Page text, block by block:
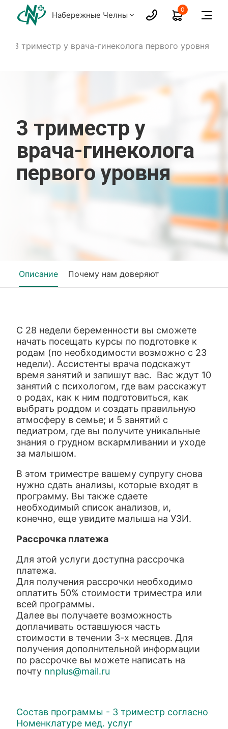
Набережные Челны
0
3 триместр у врача-гинеколога первого уровня
3 триместр у
врача-гинеколога
первого уровня
Описание Почему нам доверяют
С 28 недели беременности вы сможете
начать посещать курсы по подготовке к
родам (по необходимости возможно с 23
недели). Ассистенты врача подскажут
время занятий и запишут вас. Вас ждут 10
занятий с психологом, где вам расскажут
о родах, как к ним подготовиться, как
выбрать роддом и создать правильную
атмосферу в семье; и 5 занятий с
педиатром, где вы получите уникальные
знания о грудном вскармливании и уходе
за малышом.
В этом триместре вашему супругу снова
нужно сдать анализы, которые входят в
программу. Вы также сдаете
необходимый список анализов, и,
конечно, еще увидите малыша на УЗИ.
Рассрочка платежа
Для этой услуги доступна рассрочка
платежа.
Для получения рассрочки необходимо
оплатить 50% стоимости триместра или
всей программы.
Далее вы получаете возможность
доплачивать оставшуюся часть
стоимости в течении 3-х месяцев. Для
получения дополнительной информации
по рассрочке вы можете написать на
почту nnplus@mail.ru
Состав программы - 3 триместр согласно
Номенклатуре мед. услуг